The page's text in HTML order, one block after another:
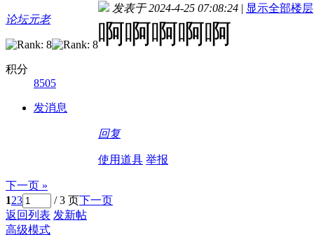
论坛元老
积分
8505
发消息
发表于 2024-4-25 07:08:24 | 显示全部楼层
啊啊啊啊啊
回复
使用道具 举报
下一页 »
123 / 3 页下一页
返回列表 发新帖
高级模式